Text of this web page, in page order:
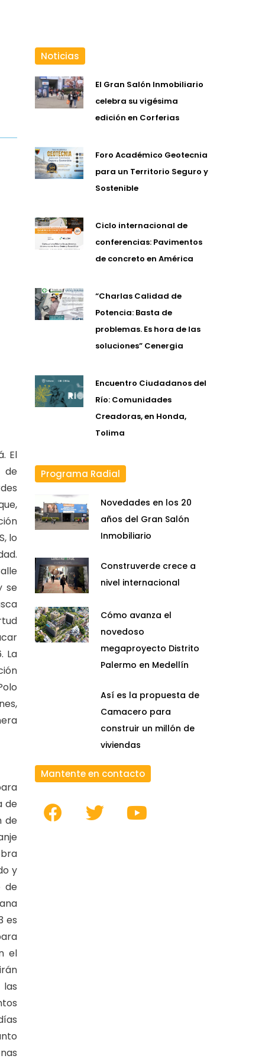
El
de
lo
se
La
de
de
y
de
es
el
Noticias
El Gran Salón Inmobiliario
celebra su vigésima
edición en Corferias
Foro Académico Geotecnia
para un Territorio Seguro y
Sostenible
Ciclo internacional de
conferencias: Pavimentos
de concreto en América
“Charlas Calidad de
Potencia: Basta de
problemas. Es hora de las
soluciones” Cenergia
Encuentro Ciudadanos del
Río: Comunidades
Creadoras, en Honda,
Tolima
Programa Radial
Novedades en los 20
años del Gran Salón
Inmobiliario
Construverde crece a
nivel internacional
Cómo avanza el
novedoso
megaproyecto Distrito
Palermo en Medellín
Así es la propuesta de
Camacero para
construir un millón de
viviendas
Mantente en contacto